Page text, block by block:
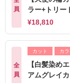
員
ラー+トリー
¥18,810
全
員
カット カ
【白髪染め
アムグレイ